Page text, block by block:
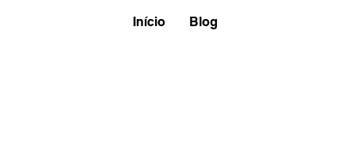
Início Blog